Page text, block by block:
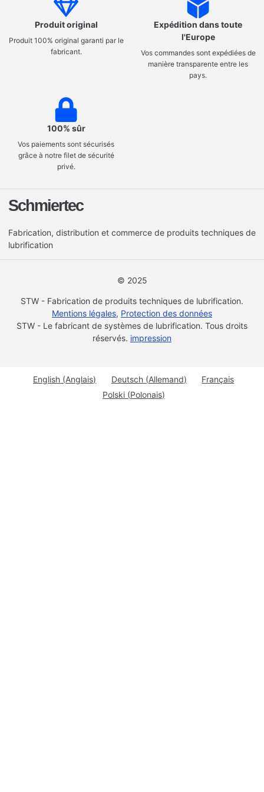
Produit original
Produit 100% original garanti par le
fabricant.
Expédition dans toute
l'Europe
Vos commandes sont expédiées de
manière transparente entre les
pays.
100% sûr
Vos paiements sont sécurisés
grâce à notre filet de sécurité
privé.
Schmiertec
Fabrication, distribution et commerce de produits techniques de
lubrification
© 2025
STW - Fabrication de produits techniques de lubrification.
Mentions légales, Protection des données
STW - Le fabricant de systèmes de lubrification. Tous droits
réservés. impression
English (Anglais) Deutsch(Allemand)
Français
Polski(Polonais)